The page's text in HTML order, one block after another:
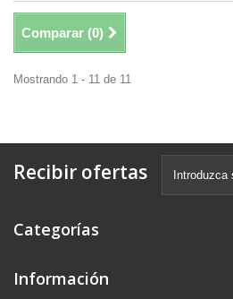
Comparar (0)
Mostrando 1 - 11 de 11
Recibir ofertas
Categorías
Información